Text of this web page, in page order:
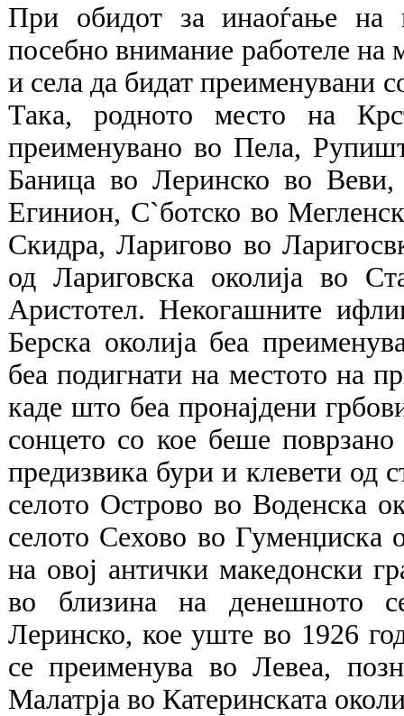
При обидот за инаоѓање на
посебно внимание работеле на
и села да бидат преименувани
Така, родното место на
преименувано во Пела,
Баница во Леринско во Веви,
Егинион, С`ботско во
Скидра, Ларигово во
од Лариговска околија во
Аристотел. Некогашните
Берска околија беа
беа подигнати на местото на
каде што беа пронајдени
сонцето со кое беше
предизвика бури и клевети од
селото Острово во Воденска
селото Сехово во Гуменџиска
на овој антички македонски
во близина на денешното
Леринско, кое уште во 1926
се преименува во Левеа,
Малатрја во Катеринската